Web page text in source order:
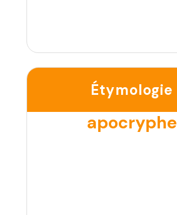
Étymologie
apocryphe